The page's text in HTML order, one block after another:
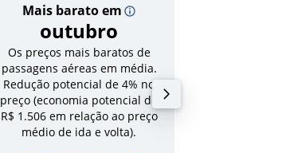
Mais barato em
outubro
Os preços mais baratos de
passagens aéreas em média.
Redução potencial de 4% no
preço (economia potencial de
R$ 1.506 em relação ao preço
médio de ida e volta).